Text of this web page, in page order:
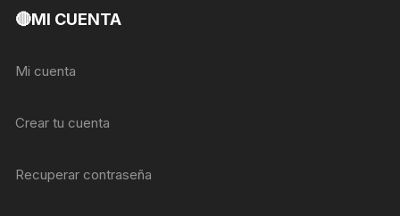
🔴MI CUENTA
Mi cuenta
Crear tu cuenta
Recuperar contraseña